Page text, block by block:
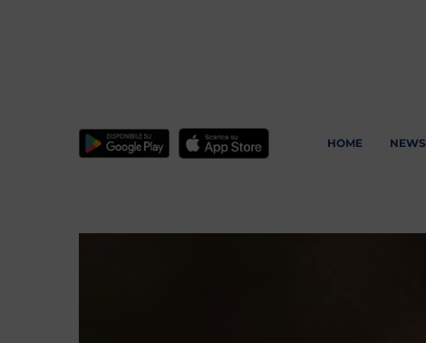
HOME NEWS